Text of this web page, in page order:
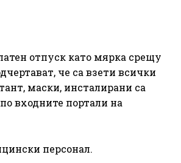
отпуск като мярка срещу
че са взети всички
маски, инсталирани са
входните портали на
персонал.